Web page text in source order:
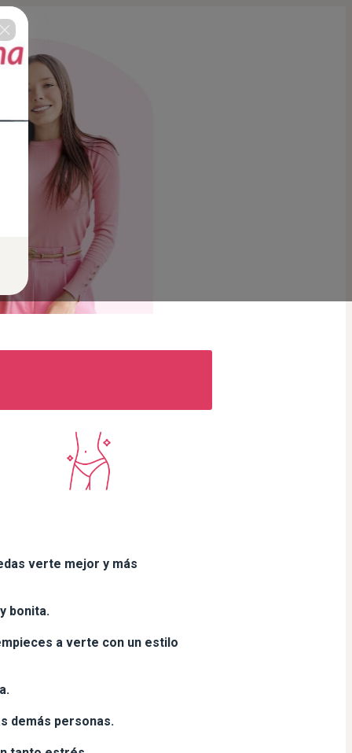
verte mejor y más
bonita.
a verte con un estilo
demás personas.